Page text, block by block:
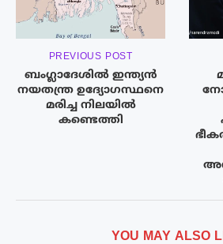
PREVIOUS POST
ബംഗ്ലാദേശിൽ ഇന്ത്യൻ
നയതന്ത്ര ഉദ്യോഗസ്ഥനെ
മരിച്ച നിലയിൽ
കണ്ടെത്തി
YOU MAY ALSO